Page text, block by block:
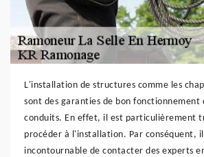
L'installation de structures comme les
sont des garanties de bon fonctionnement
conduits. En effet, il est particulièrement
procéder à l'installation. Par conséquent,
incontournable de contacter des experts